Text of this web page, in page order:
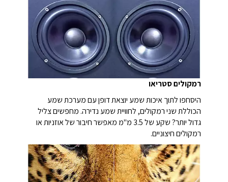
רמקולים סטריאו
היסחפו לתוך איכות שמע יוצאת דופן עם מערכת שמע
הכוללת שני רמקולים, לחוויית שמע נדירה. מחפשים צליל
גדול יותר? שקע של 3.5 מ"מ מאפשר חיבור של אוזניות או
רמקולים חיצוניים.